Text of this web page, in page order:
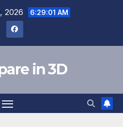
2026 6:29:02 AM
in 3D